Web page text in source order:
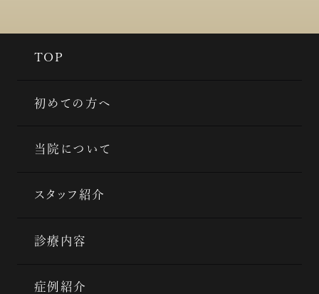
TOP
初めての方へ
当院について
スタッフ紹介
診療内容
症例紹介